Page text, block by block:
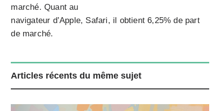
marché. Quant au
navigateur d’Apple, Safari, il obtient 6,25% de part
de marché.
Articles récents du même sujet